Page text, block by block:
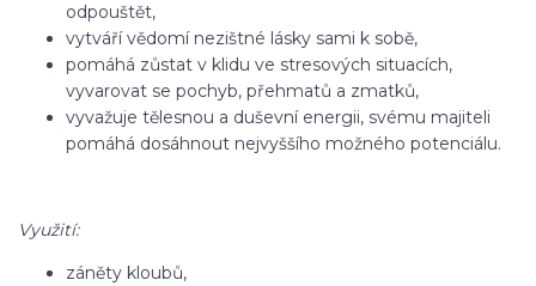
odpouštět,
vytváří vědomí nezištné lásky sami k sobě,
pomáhá zůstat v klidu ve stresových situacích,
vyvarovat se pochyb, přehmatů a zmatků,
vyvažuje tělesnou a duševní energii, svému majiteli
pomáhá dosáhnout nejvyššího možného potenciálu.
Využití:
záněty kloubů,